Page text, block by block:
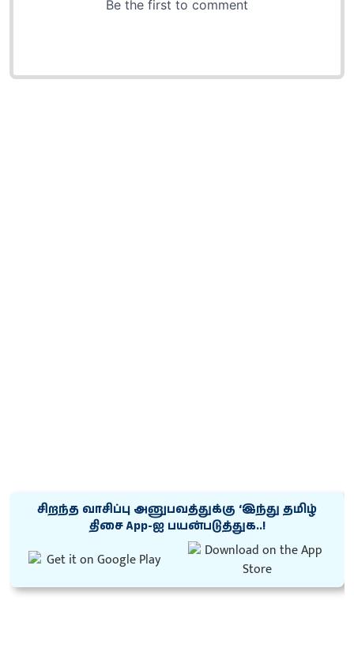
சிறந்த வாசிப்பு அனுபவத்துக்கு ‘இந்து தமிழ்
திசை App-ஐ பயன்படுத்துக..!